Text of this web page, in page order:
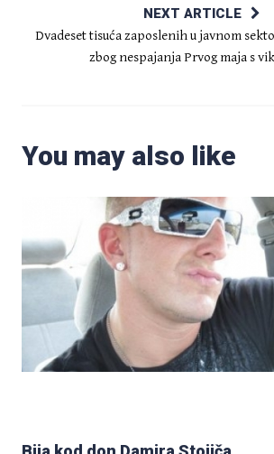
NEXT ARTICLE
Dvadeset tisuća zaposlenih u javnom
zbog nespajanja Prvog maja s
You may also like